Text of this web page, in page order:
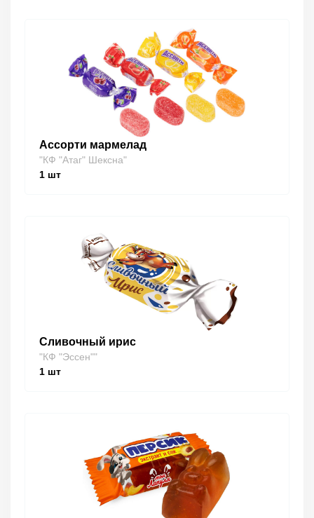
Ассорти мармелад
"КФ "Атаг" Шексна"
1 шт
Сливочный ирис
"КФ "Эссен""
1 шт